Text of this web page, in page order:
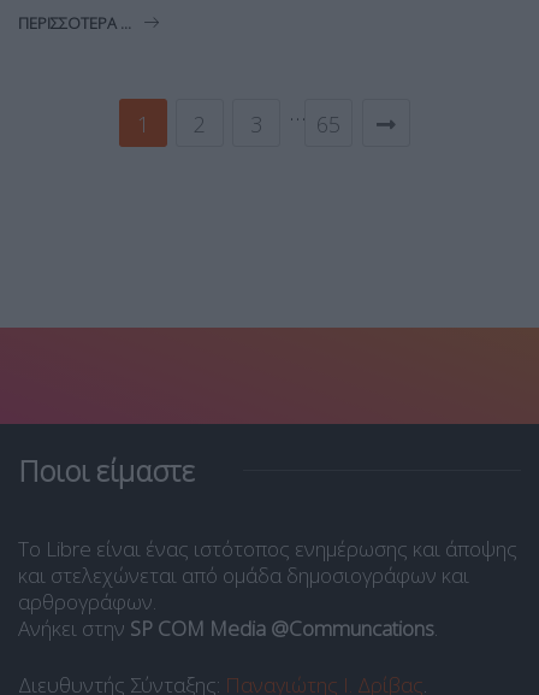
ΠΕΡΙΣΣΌΤΕΡΑ ...
1 2 3 … 65
Ποιοι είμαστε
Το Libre είναι ένας ιστότοπος ενημέρωσης και άποψης
και στελεχώνεται από ομάδα δημοσιογράφων και
αρθρογράφων.
Ανήκει στην SP COM Media @Communcations.
Διευθυντής Σύνταξης: Παναγιώτης Ι. Δρίβας.